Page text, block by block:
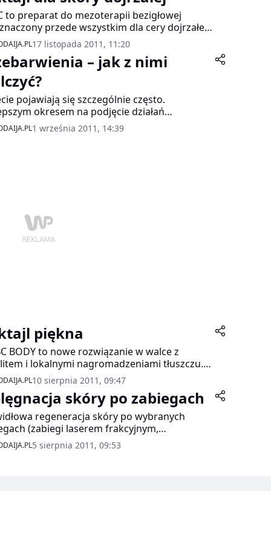
to preparat do mezoterapii bezigłowej
przede wszystkim dla cery dojrzałej.
głównym składnikiem jest organiczny krzem,
cechują szczególne właściwości ujędrniające.
17 listopada 2011, 11:20
– jak z nimi
pojawiają się szczególnie często.
okresem na podjęcie działań
skórę, które przywrócą jej
i zdrowy wygląd, jest jesień.
1 września 2011, 14:39
piękna
BODY to nowe rozwiązanie w walce z
i lokalnymi nagromadzeniami tłuszczu.
marki Mesotherapy Fusion przeznaczony
mezoterapii bezigłowej, stosowany
z urządzeniem Fusion RF+. W
z koktajlem na ciało koryguje
skóry i redukuje tkankę
Zabieg stosuje się w miejscach, w
najczęściej pojawia się ten problem, jak
10 sierpnia 2011, 09:47
skóry po zabiegach
regeneracja skóry po wybranych
(zabiegi laserem frakcyjnym,
, zabiegi z kwasem hialuronowym,
botulinowa ).
5 sierpnia 2011, 09:53